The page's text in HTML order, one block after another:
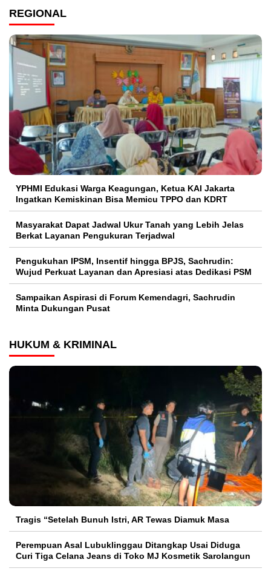
REGIONAL
YPHMI Edukasi Warga Keagungan, Ketua KAI Jakarta
Ingatkan Kemiskinan Bisa Memicu TPPO dan KDRT
Masyarakat Dapat Jadwal Ukur Tanah yang Lebih Jelas
Berkat Layanan Pengukuran Terjadwal
Pengukuhan IPSM, Insentif hingga BPJS, Sachrudin:
Wujud Perkuat Layanan dan Apresiasi atas Dedikasi PSM
Sampaikan Aspirasi di Forum Kemendagri, Sachrudin
Minta Dukungan Pusat
HUKUM & KRIMINAL
Tragis “Setelah Bunuh Istri, AR Tewas Diamuk Masa
Perempuan Asal Lubuklinggau Ditangkap Usai Diduga
Curi Tiga Celana Jeans di Toko MJ Kosmetik Sarolangun